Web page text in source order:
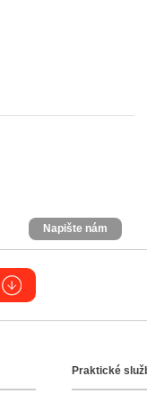
Napište nám
Praktické